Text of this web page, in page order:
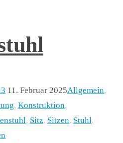
11. Februar 2025Allgemein,
, Konstruktion,
, Sitz, Sitzen, Stuhl,